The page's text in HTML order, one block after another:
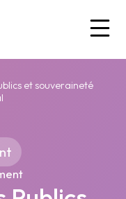
et souveraineté